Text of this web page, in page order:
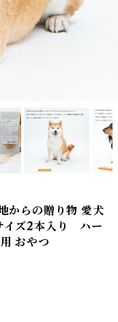
らの贈り物 愛犬
イズ2本入り ハー
おやつ